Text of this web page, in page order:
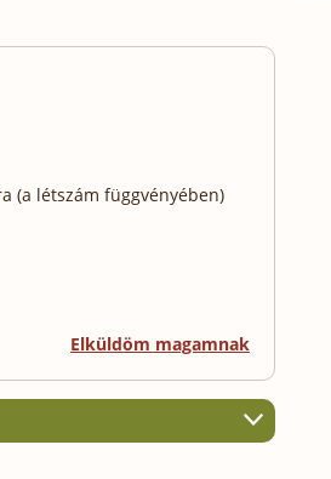
(a létszám függvényében)
Elküldöm magamnak